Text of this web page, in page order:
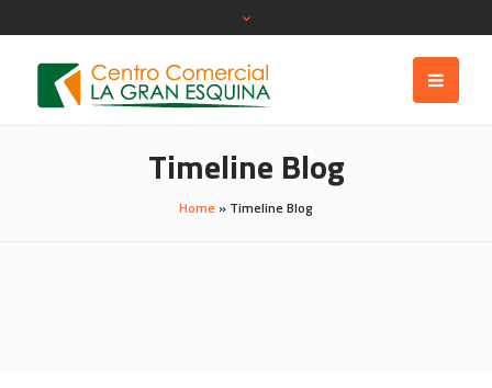
Timeline Blog
Home » Timeline Blog